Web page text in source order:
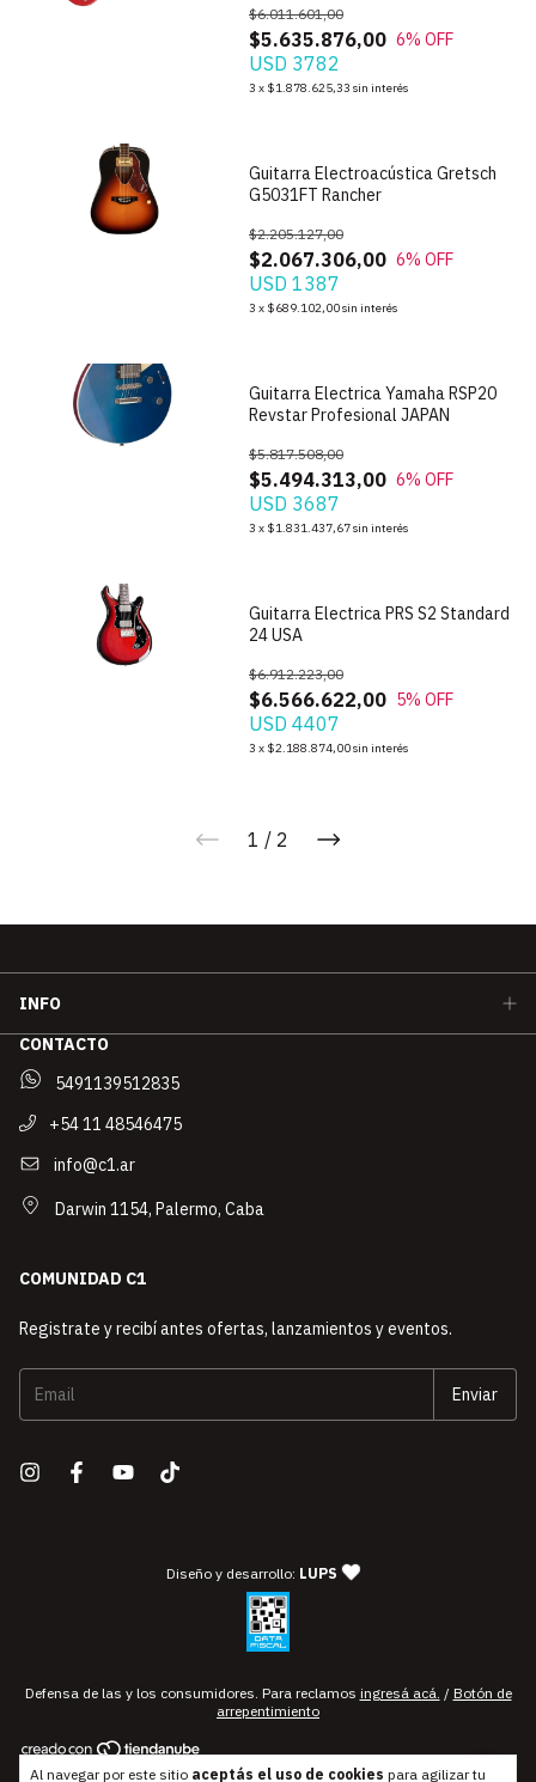
Al navegar por este sitio aceptás el uso de cookies para agilizar tu
$5.635.876,00
$6.011.601,00
6% OFF
USD 3782
3 x $1.878.625,33 sin interés
Guitarra Electroacústica Gretsch
G5031FT Rancher
$2.067.306,00
$2.205.127,00
6% OFF
USD 1387
3 x $689.102,00sin interés
Guitarra Electrica Yamaha RSP20
Revstar Profesional JAPAN
$5.494.313,00
$5.817.508,00
6% OFF
USD 3687
3 x $1.831.437,67sin interés
Guitarra Electrica PRS S2 Standard
24 USA
$6.566.622,00
$6.912.223,00
5% OFF
USD 4407
3 x $2.188.874,00sin interés
1 / 2
INFO
CONTACTO
5491139512835
+54 11 48546475
info@c1.ar
Darwin 1154, Palermo, Caba
COMUNIDAD C1
Registrate y recibí antes ofertas, lanzamientos y eventos.
Diseño y desarrollo: LUPS — agencia de diseño y
Defensa de las y los consumidores. Para reclamos ingresá acá. / Botón de
arrepentimiento
Copyright Compás Uno C1 | Instrumentos Musicales y Estudio de